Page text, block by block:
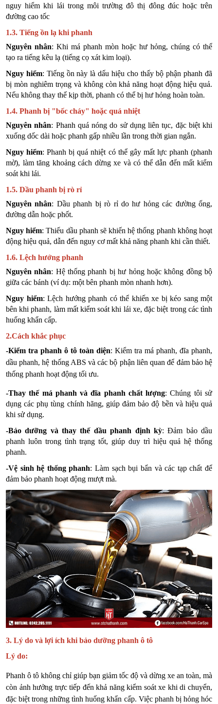
nguy hiểm khi lái trong môi trường đô thị đông đúc hoặc trên
đường cao tốc
1.3. Tiếng ồn lạ khi phanh
Nguyên nhân: Khi má phanh mòn hoặc hư hỏng, chúng có thể
tạo ra tiếng kêu lạ (tiếng cọ xát kim loại).
Nguy hiểm: Tiếng ồn này là dấu hiệu cho thấy bộ phận phanh đã
bị mòn nghiêm trọng và không còn khả năng hoạt động hiệu quả.
Nếu không thay thế kịp thời, phanh có thể bị hư hỏng hoàn toàn.
1.4. Phanh bị "bốc cháy" hoặc quá nhiệt
Nguyên nhân: Phanh quá nóng do sử dụng liên tục, đặc biệt khi
xuống dốc dài hoặc phanh gấp nhiều lần trong thời gian ngắn.
Nguy hiểm: Phanh bị quá nhiệt có thể gây mất lực phanh (phanh
mờ), làm tăng khoảng cách dừng xe và có thể dẫn đến mất kiểm
soát khi lái.
1.5. Dầu phanh bị rò rỉ
Nguyên nhân: Dầu phanh bị rò rỉ do hư hỏng các đường ống,
đường dẫn hoặc phốt.
Nguy hiểm: Thiếu dầu phanh sẽ khiến hệ thống phanh không hoạt
động hiệu quả, dẫn đến nguy cơ mất khả năng phanh khi cần thiết.
1.6. Lệch hướng phanh
Nguyên nhân: Hệ thống phanh bị hư hỏng hoặc không đồng bộ
giữa các bánh (ví dụ: một bên phanh mòn nhanh hơn).
Nguy hiểm: Lệch hướng phanh có thể khiến xe bị kéo sang một
bên khi phanh, làm mất kiểm soát khi lái xe, đặc biệt trong các tình
huống khẩn cấp.
2.Cách khắc phục
-Kiểm tra phanh ô tô toàn diện: Kiểm tra má phanh, đĩa phanh,
dầu phanh, hệ thống ABS và các bộ phận liên quan để đảm bảo hệ
thống phanh hoạt động tối ưu.
-Thay thế má phanh và đĩa phanh chất lượng: Chúng tôi sử
dụng các phụ tùng chính hãng, giúp đảm bảo độ bền và hiệu quả
khi sử dụng.
-Bảo dưỡng và thay thế dầu phanh định kỳ: Đảm bảo dầu
phanh luôn trong tình trạng tốt, giúp duy trì hiệu quả hệ thống
phanh.
-Vệ sinh hệ thống phanh: Làm sạch bụi bẩn và các tạp chất để
đảm bảo phanh hoạt động mượt mà.
3. Lý do và lợi ích khi bảo dưỡng phanh ô tô
Lý do:
Phanh ô tô không chỉ giúp bạn giảm tốc độ và dừng xe an toàn, mà
còn ảnh hưởng trực tiếp đến khả năng kiểm soát xe khi di chuyển,
đặc biệt trong những tình huống khẩn cấp. Việc phanh bị hỏng hóc